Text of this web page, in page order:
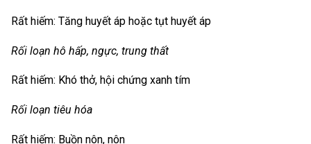
Rất hiếm: Tăng huyết áp hoặc tụt huyết áp
Rối loạn hô hấp, ngực, trung thất
Rất hiếm: Khó thở, hội chứng xanh tím
Rối loạn tiêu hóa
Rất hiếm: Buồn nôn, nôn